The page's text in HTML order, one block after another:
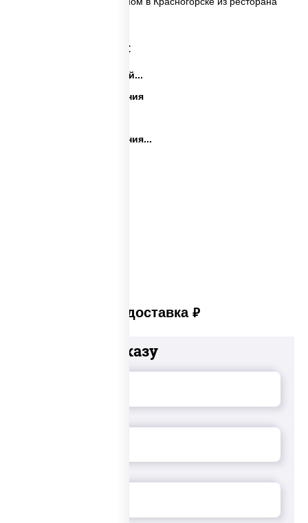
Категории товара:
Закуски на праздничный...
Закуски на день рождения
Закуски на день рождения...
Платная доставка руб
Добавьте к заказу